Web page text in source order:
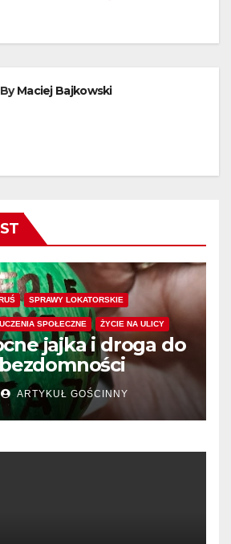
ByMaciej Bajkowski
SPRAWY LOKATORSKIE
SPOŁECZNE ŻYCIE NA ULICY
jajka i droga do
ARTYKUŁ GOŚCINNY